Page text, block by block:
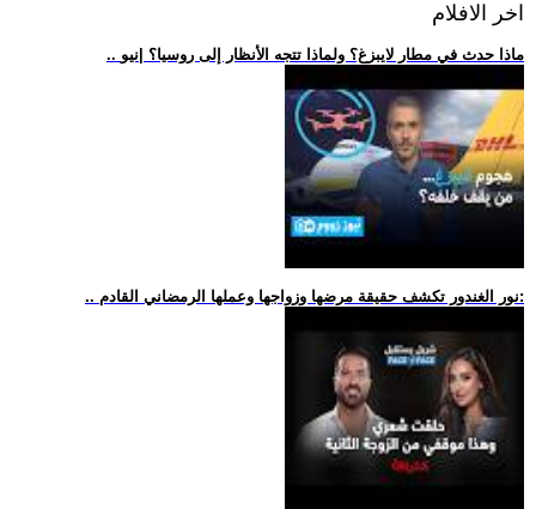
اخر الافلام
.. ماذا حدث في مطار لايبزغ؟ ولماذا تتجه الأنظار إلى روسيا؟ |نيو
.. نور الغندور تكشف حقيقة مرضها وزواجها وعملها الرمضاني القادم: